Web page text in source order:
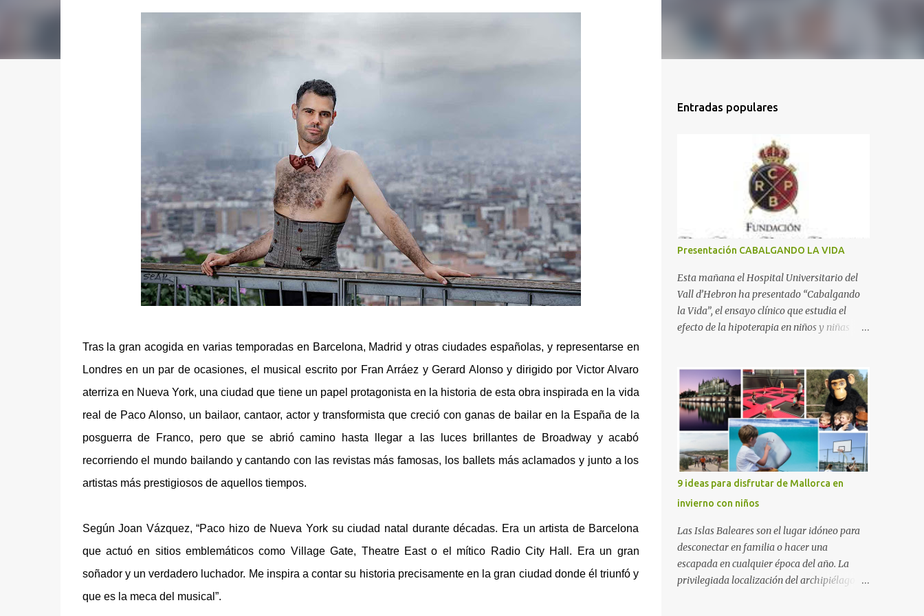
Tras la gran acogida en varias temporadas en Barcelona, Madrid y otras ciudades españolas, y representarse en
Londres en un par de ocasiones, el musical escrito por Fran Arráez y Gerard Alonso y dirigido por Victor Alvaro
aterriza en Nueva York, una ciudad que tiene un papel protagonista en la historia de esta obra inspirada en la vida
real de Paco Alonso, un bailaor, cantaor, actor y transformista que creció con ganas de bailar en la España de la
posguerra de Franco, pero que se abrió camino hasta llegar a las luces brillantes de Broadway y acabó
recorriendo el mundo bailando y cantando con las revistas más famosas, los ballets más aclamados y junto a los
artistas más prestigiosos de aquellos tiempos.
Según Joan Vázquez, “Paco hizo de Nueva York su ciudad natal durante décadas. Era un artista de Barcelona
que actuó en sitios emblemáticos como Village Gate, Theatre East o el mítico Radio City Hall. Era un gran
soñador y un verdadero luchador. Me inspira a contar su historia precisamente en la gran ciudad donde él triunfó y
que es la meca del musical”.
Entradas populares
Presentación CABALGANDO LA VIDA
Esta mañana el Hospital Universitario del
Vall d’Hebron ha presentado “Cabalgando
la Vida”, el ensayo clínico que estudia el
efecto de la hipoterapia en niños y niñas
Gimbernat, con el apoyo de la Asociación
Española contra el Cáncer (AEECC) y la
Fundación Federica Cerdá. La presentación
ha contado con la presencia de Emilio Zegrí,
presidente de la Fundación RCPB; la Dra.
Anna Llort, adjunta del Servicio de
Oncología Pediátrica del Hospital Vall
d’Hebron e investigadora del grupo de
Investigación Traslacional en Cáncer en la
Infancia y la Adolescencia del Vall d’Hebron
Instituto de Investigación (VHIR); Anna Saló,
psicóloga del Servicio de Oncología
Pediátrica del Vall d’Hebron y del grupo de
9 ideas para disfrutar de Mallorca en
invierno con niños
Las Islas Baleares son el lugar idóneo para
desconectar en familia o hacer una
escapada en cualquier época del año. La
privilegiada localización del archipiélago